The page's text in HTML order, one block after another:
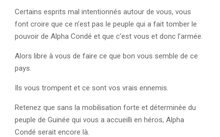
Certains esprits mal intentionnés autour de vous, vous
font croire que ce n’est pas le peuple qui a fait tomber le
pouvoir de Alpha Condé et que c’est vous et donc l’armée.
Alors libre à vous de faire ce que bon vous semble de ce
pays.
Ils vous trompent et ce sont vos vrais ennemis.
Retenez que sans la mobilisation forte et déterminée du
peuple de Guinée qui vous a accueilli en héros, Alpha
Condé serait encore là.